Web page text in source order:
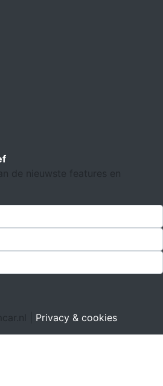
de nieuwste features en
| Privacy & cookies